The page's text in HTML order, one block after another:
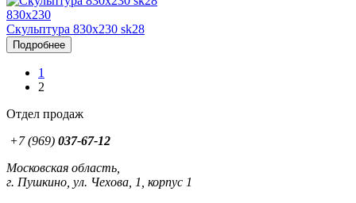
830x230
Скульптура 830x230 sk28
Подробнее
1
2
Отдел продаж
+7 (969) 037-67-12
Московская область,
г. Пушкино, ул. Чехова, 1, корпус 1